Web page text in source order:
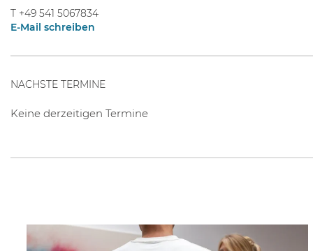
T +49 541 5067834
E-Mail schreiben
NACHSTE TERMINE
Keine derzeitigen Termine